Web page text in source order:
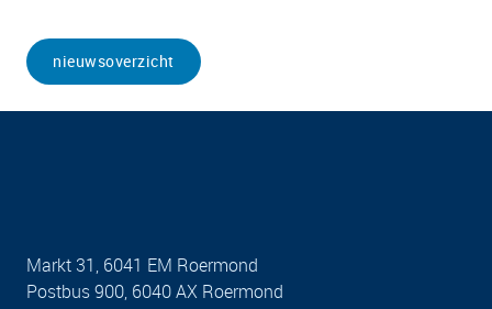
nieuwsoverzicht
Markt 31, 6041 EM Roermond
Postbus 900, 6040 AX Roermond